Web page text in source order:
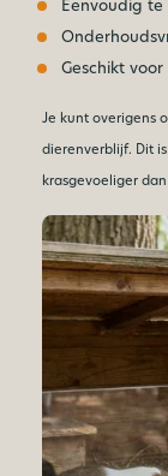
Geschikt
Je kunt overigens
dierenverblijf. Dit
krasgevoeliger